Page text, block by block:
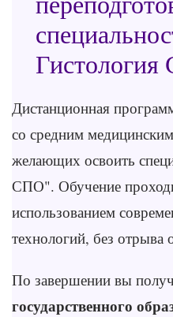
Дистанционная
со средним
желающих освоить
СПО". Обучение
использованием
технологий, без отрыва
По завершении вы
государственного